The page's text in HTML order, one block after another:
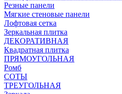
Резные панели
Мягкие стеновые панели
Лофтовая сетка
Зеркальная плитка
ДЕКОРАТИВНАЯ
Квадратная плитка
ПРЯМОУГОЛЬНАЯ
Ромб
СОТЫ
ТРЕУГОЛЬНАЯ